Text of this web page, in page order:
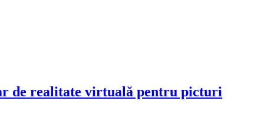
de realitate virtuală pentru picturi